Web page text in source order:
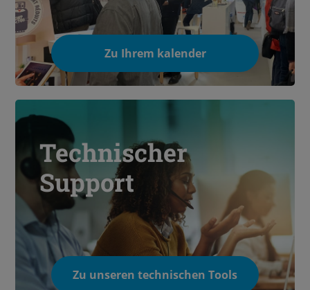
Zu Ihrem kalender
Technischer
Support
Zu unseren technischen Tools